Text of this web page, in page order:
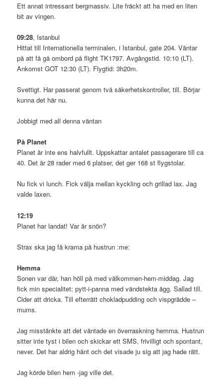
Ett annat intressant bergmassiv. Lite fräckt att ha med en liten
bit av vingen.
09:28, Istanbul
Hittat till Internationella terminalen, i Istanbul, gate 204. Väntar
på att få gå ombord på flight TK1797. Avgångstid. 10:10 (LT).
Ankomst GOT 12:30 (LT). Flygtid: 3h20m.
Svettigt. Har passerat genom två säkerhetskontroller, till. Börjar
kunna det här nu.
Jobbigt med all denna väntan
På Planet
Planet är inte ens halvfullt. Uppskattar antalet passagerare till ca
40. Det är 28 rader med 6 platser, det ger 168 st flygstolar.
Nu fick vi lunch. Fick välja mellan kyckling och grillad lax. Jag
valde laxen.
12:19
Planet har landat! Var är snön?
Strax ska jag få krama på hustrun :me:
Hemma
Sonen var där, han höll på med välkommen-hem-middag. Jag
fick min specialitet; pytt-i-panna med vändstekta ägg. Sallad till.
Cider att dricka. Till efterrätt chokladpudding och vispgrädde –
mums.
Jag misstänkte att det väntade en överraskning hemma. Hustrun
sitter inte tyst i bilen och skickar ett SMS, frivilligt och spontant,
never. Det har aldrig hänt och det visade ju sig att jag hade rätt.
Jag körde bilen hem -jag ville det.